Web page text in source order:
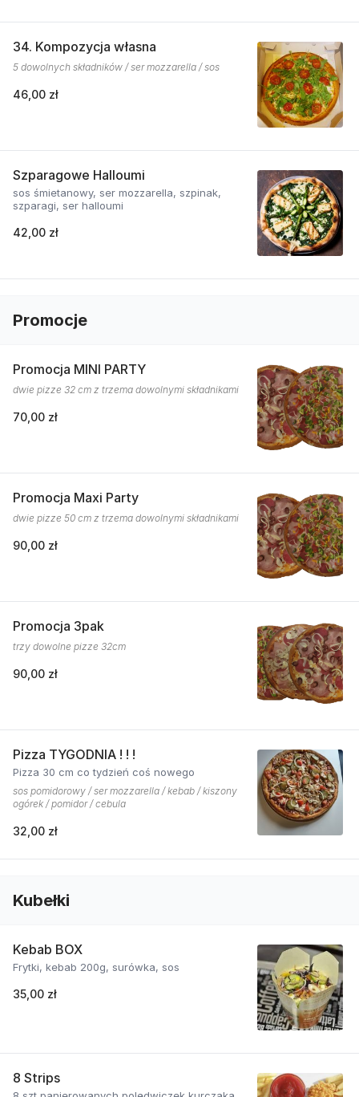
34. Kompozycja własna
5 dowolnych składników / ser mozzarella / sos
46,00 zł
Szparagowe Halloumi
sos śmietanowy, ser mozzarella, szpinak,
szparagi, ser halloumi
42,00 zł
Promocje
Promocja MINI PARTY
dwie pizze 32 cm z trzema dowolnymi składnikami
70,00 zł
Promocja Maxi Party
dwie pizze 50 cm z trzema dowolnymi składnikami
90,00 zł
Promocja 3pak
trzy dowolne pizze 32cm
90,00 zł
Pizza TYGODNIA ! ! !
Pizza 30 cm co tydzień coś nowego
sos pomidorowy / ser mozzarella / kebab / kiszony
ogórek / pomidor / cebula
32,00 zł
Kubełki
Kebab BOX
Frytki, kebab 200g, surówka, sos
35,00 zł
8 Strips